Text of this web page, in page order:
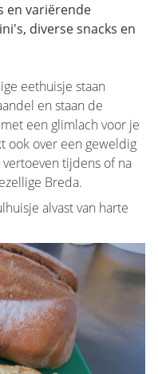
en variërende
diverse snacks en
eethuisje staan
en staan de
een glimlach voor je
ook over een geweldig
tijdens of na
Breda.
alvast van harte